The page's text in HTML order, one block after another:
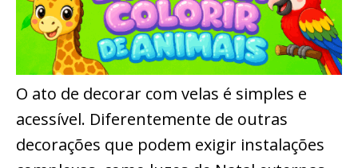
O ato de decorar com velas é simples e
acessível. Diferentemente de outras
decorações que podem exigir instalações